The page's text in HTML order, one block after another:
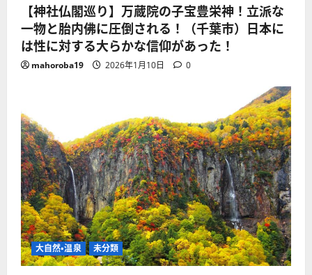
【神社仏閣巡り】万蔵院の子宝豊栄神！立派な
一物と胎内佛に圧倒される！（千葉市）日本に
は性に対する大らかな信仰があった！
mahoroba19 2026年1月10日 0
大自然・温泉 未分類